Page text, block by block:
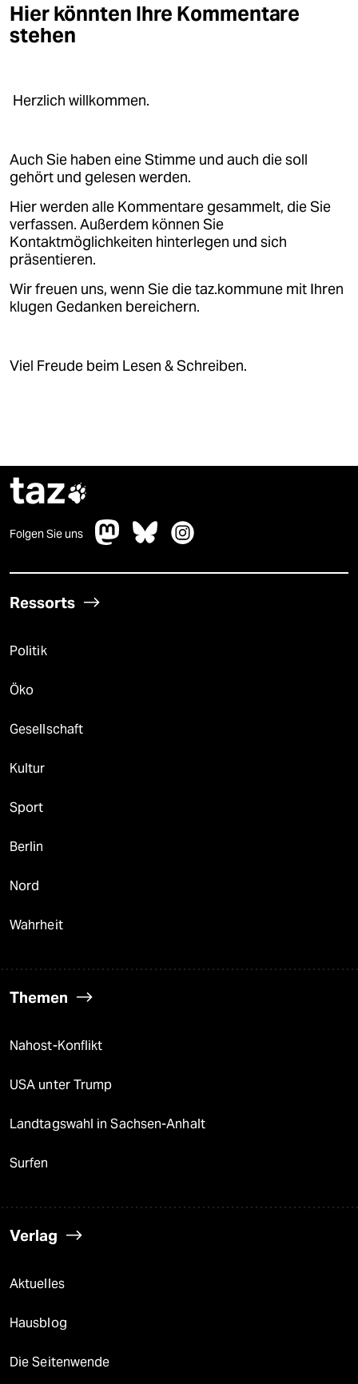
Hier könnten Ihre Kommentare
stehen
Herzlich willkommen.
Auch Sie haben eine Stimme und auch die soll
gehört und gelesen werden.
Hier werden alle Kommentare gesammelt, die Sie
verfassen. Außerdem können Sie
Kontaktmöglichkeiten hinterlegen und sich
präsentieren.
Wir freuen uns, wenn Sie die taz.kommune mit Ihren
klugen Gedanken bereichern.
Viel Freude beim Lesen & Schreiben.
taz
Folgen Sie uns
Ressorts
Politik
Öko
Gesellschaft
Kultur
Sport
Berlin
Nord
Wahrheit
Themen
Nahost-Konflikt
USA unter Trump
Landtagswahl in Sachsen-Anhalt
Surfen
Verlag
Aktuelles
Hausblog
Die Seitenwende